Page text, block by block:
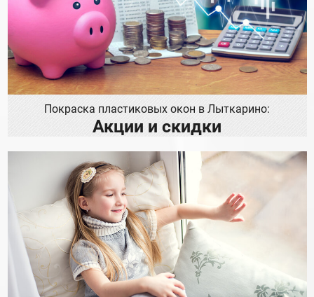
Покраска пластиковых окон в Лыткарино:
Акции и скидки